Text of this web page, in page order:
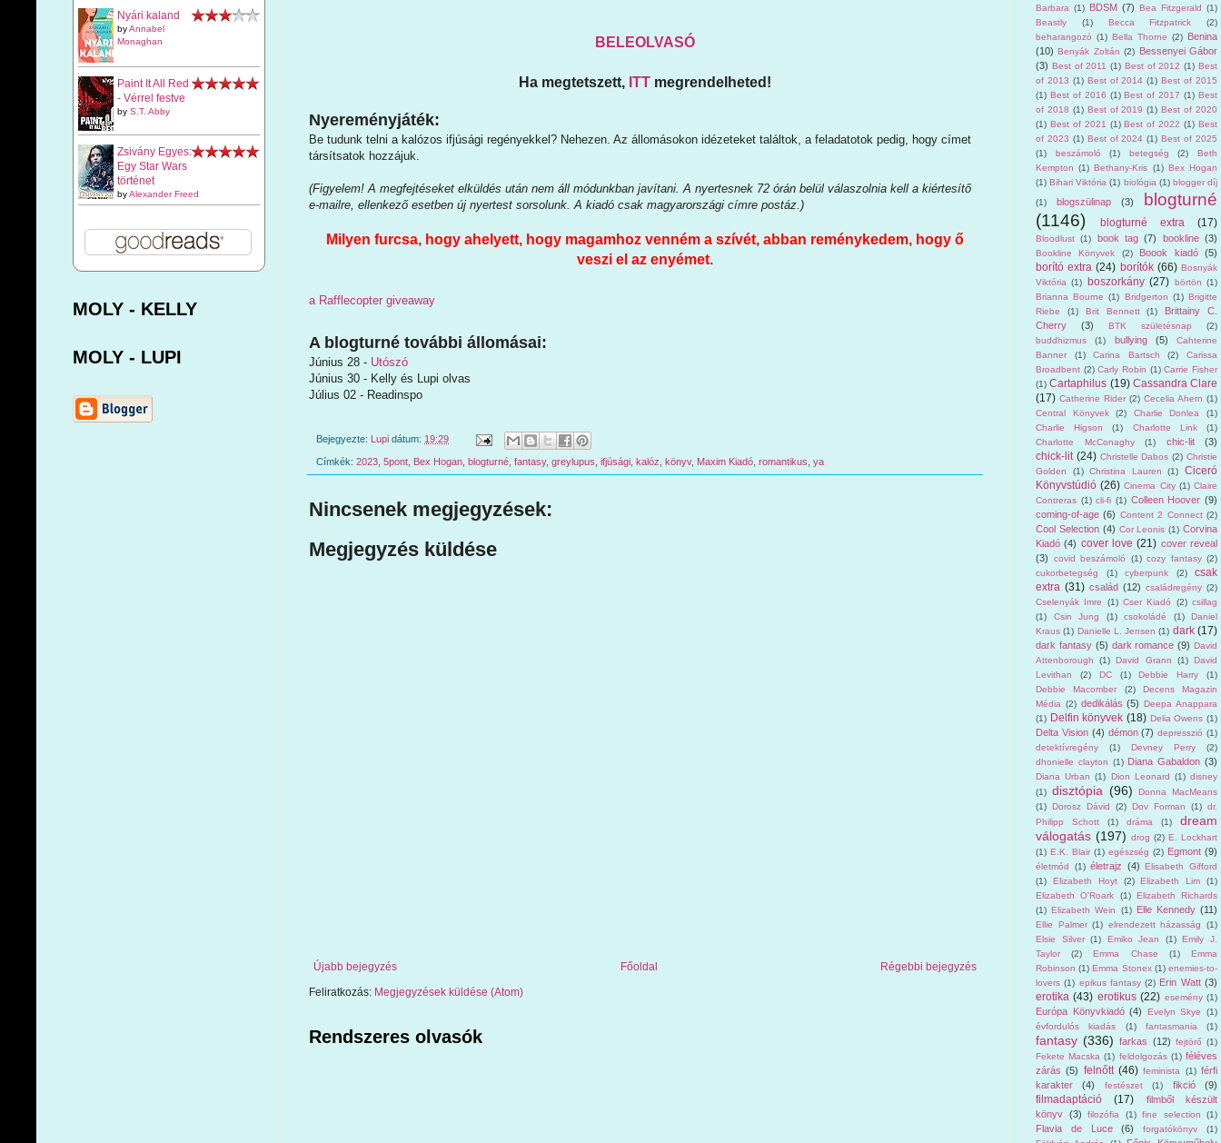
BELEOLVASÓ
Ha megtetszett, ITT megrendelheted!
Nyereményjáték:
Be tudunk telni a kalózos ifjúsági regényekkel? Nehezen. Az állomásokon idézeteket találtok, a feladatotok pedig, hogy címet
társítsatok hozzájuk.
(Figyelem! A megfejtéseket elküldés után nem áll módunkban javítani. A nyertesnek 72 órán belül válaszolnia kell a kiértesítő
e-mailre, ellenkező esetben új nyertest sorsolunk. A kiadó csak magyarországi címre postáz.)
Milyen furcsa, hogy ahelyett, hogy magamhoz venném a szívét, abban reménykedem, hogy ő
veszi el az enyémet.
a Rafflecopter giveaway
A blogturné további állomásai:
Június 28 - Utószó
Június 30 - Kelly és Lupi olvas
Július 02 - Readinspo
Bejegyezte: Lupi dátum: 19:29
Címkék: 2023 5pont Bex Hogan blogturné fantasy, greylupus ifjúsági kalóz könyv, Maxim Kiadó romantikus ya
Nincsenek megjegyzések:
Megjegyzés küldése
Újabb bejegyzés Régebbi bejegyzés
Főoldal
Feliratkozás: Megjegyzések küldése (Atom)
Rendszeres olvasók
Nyári kaland
byAnnabel
Monaghan
Paint It All Red
- Vérrel festve
by S.T. Abby
Zsivány Egyes:
Egy Star Wars
történet
byAlexander Freed
MOLY - KELLY
MOLY - LUPI
Barbara (1) BDSM (7) Bea Fitzgerald (1)
Beastly
(1) Becca Fitzpatrick
(2)
beharangozó (1) Bella Thorne (2) Benina
(10) Benyák Zoltán (2) Bessenyei Gábor
(3) Best of 2011 (1) Best of 2012 (1) Best
of 2013 (1) Best of 2014 (1) Best of 2015
(1) Best of 2016 (1) Best of 2017 (1) Best
of 2018 (1) Best of 2019 (1) Best of 2020
(1) Best of 2021 (1) Best of 2022 (1) Best
of 2023 (1) Best of 2024 (1) Best of 2025
(1)
beszámoló (1) betegség (2)
Beth
Kempton (1) Bethany-Kris (1) Bex Hogan
(1) Bihari Viktória (1) biológia (1) blogger díj
(1)
blogszülinap (3)
blogturné
(1146)
blogturné extra (17)
Bloodlust (1) book tag (7) bookline (3)
Bookline Könyvek (2) Boook kiadó (5)
borító extra (24) borítók (66) Bosnyák
Viktória (1) boszorkány (27) börtön (1)
Brianna Bourne (1) Bridgerton (1) Brigitte
Riebe
(1) Brit Bennett (1)
Brittainy C.
Cherry
(3) BTK születésnap
(2)
buddhizmus
(1) bullying (5)
Cahterine
Banner
(1) Carina Bartsch (2)
Carissa
Broadbent (2) Carly Robin (1) Carrie Fisher
(1) Cartaphilus (19) Cassandra Clare
(17) Catherine Rider (2) Cecelia Ahern (1)
Central Könyvek
(2) Charlie Donlea
(1)
Charlie Higson
(1) Charlotte Link
(1)
Charlotte McConaghy
(1) chic-lit (3)
chick-lit (24) Christelle Dabos (2) Christie
Golden
(1) Christina Lauren (1)
Ciceró
Könyvstúdió (26) Cinema City (1) Claire
Contreras (1) cli-fi (1) Colleen Hoover (9)
coming-of-age (6) Content 2 Connect (2)
Cool Selection (4) Cor Leonis (1) Corvina
Kiadó (4) cover love (21) cover reveal
(3)
covid beszámoló (1) cozy fantasy (2)
cukorbetegség
(1) cyberpunk (2)
csak
extra (31) család (12) családregény (2)
Cselenyák Imre
(1) Cser Kiadó (2) csillag
(1)
Csin Jung (1) csokoládé (1)
Daniel
Kraus (1) Danielle L. Jensen (1) dark (17)
dark fantasy (5) dark romance (9) David
Attenborough
(1) David Grann (1) David
Levithan
(2) DC (1) Debbie Harry
(1)
Debbie Macomber
(2)
Decens Magazin
Média (2) dedikálás (5) Deepa Anappara
(1) Delfin könyvek (18) Delia Owens (1)
Delta Vision (4) démon (7) depresszió (1)
detektívregény
(1) Devney Perry
(2)
dhonielle clayton (1) Diana Gabaldon (3)
Diana Urban (1) Dion Leonard (1) disney
(1) disztópia (96)
Donna MacMeans
(1) Dorosz Dávid (2) Dov Forman (1) dr.
Philipp Schott
(1) dráma (1)
dream
válogatás (197) drog (2) E. Lockhart
(1) E.K. Blair (1) egészség (2) Egmont (9)
életmód (1) életrajz (4) Elisabeth Gifford
(1)
Elizabeth Hoyt (2) Elizabeth Lim
(1)
Elizabeth O'Roark
(1) Elizabeth Richards
(1) Elizabeth Wein (1) Elle Kennedy (11)
Ellie Palmer (1) elrendezett házasság
(1)
Elsie Silver (1) Emiko Jean (1) Emily J.
Taylor
(2) Emma Chase (1)
Emma
Robinson (1) Emma Stonex (1) enemies-to-
lovers (1) epikus fantasy (2) Erin Watt (3)
erotika (43) erotikus (22) esemény (1)
Európa Könyvkiadó (4) Evelyn Skye
(1)
évfordulós kiadás
(1) fantasmania (1)
fantasy (336) farkas (12) fejtörő (1)
Fekete Macska (1) feldolgozás (1) féléves
zárás (5) felnőtt (46) feminista (1) férfi
karakter
(4) festészet (1) fikció (9)
filmadaptáció (17)
filmből készült
könyv (3) filozófia (1) fine selection (1)
Flavia de Luce (6) forgatókönyv
(1)